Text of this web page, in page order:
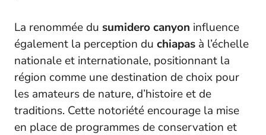
La renommée du sumidero canyon influence
également la perception du chiapas à l’échelle
nationale et internationale, positionnant la
région comme une destination de choix pour
les amateurs de nature, d’histoire et de
traditions. Cette notoriété encourage la mise
en place de programmes de conservation et